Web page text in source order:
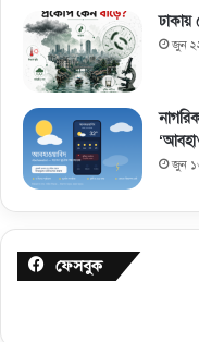
ঢাকায়
জুন
জুন
ফেসবুক